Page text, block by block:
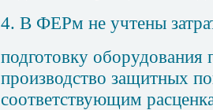
4. В ФЕРм не учтены
подготовку
производство защитных
соответствующим